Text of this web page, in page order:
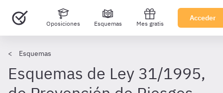
Oposiciones Esquemas Mes gratis
Acceder
Esquemas
Esquemas de Ley 31/1995,